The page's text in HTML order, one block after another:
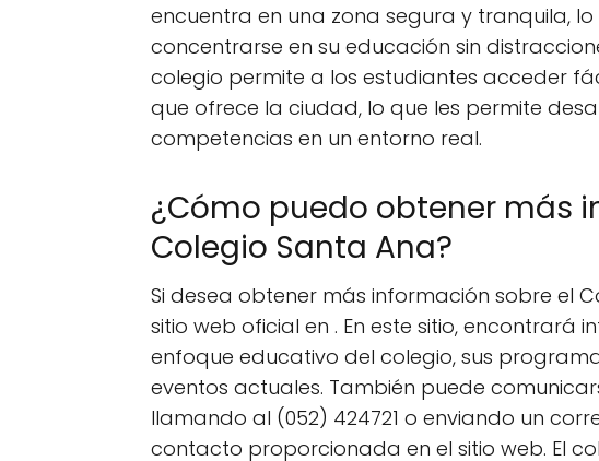
encuentra en una zona segura y tranquila,
concentrarse en su educación sin
colegio permite a los estudiantes acceder
que ofrece la ciudad, lo que les permite
competencias en un entorno real.
¿Cómo puedo obtener más
Colegio Santa Ana?
Si desea obtener más información sobre el
sitio web oficial en . En este sitio, encontrará
enfoque educativo del colegio, sus
eventos actuales. También puede
llamando al (052) 424721 o enviando un
contacto proporcionada en el sitio web. El